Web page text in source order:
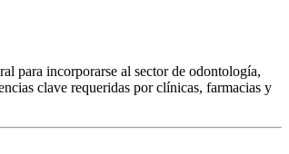
para incorporarse al sector de odontología,
clave requeridas por clínicas, farmacias y